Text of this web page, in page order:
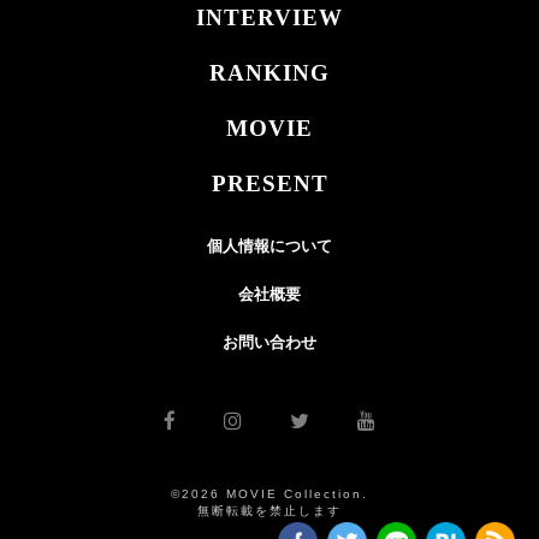
INTERVIEW
RANKING
MOVIE
PRESENT
個人情報について
会社概要
お問い合わせ
©2026 MOVIE Collection.
無断転載を禁止します